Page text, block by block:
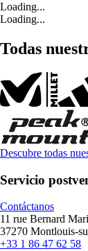
Loading...
Loading...
Todas
Descubre todas
Servicio
Contáctanos
11 rue Bernard
37270 Montlouis-
+33 1 86 47 62 58